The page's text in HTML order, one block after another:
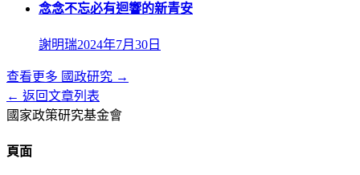
念念不忘必有迴響的新青安
謝明瑞2024年7月30日
查看更多 國政研究 →
← 返回文章列表
國家政策研究基金會
頁面